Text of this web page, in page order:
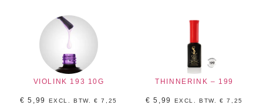
VIOLINK 193 10G
€ 5,99 EXCL. BTW.€ 7,25
THINNERINK – 199
€ 5,99 EXCL. BTW.€ 7,25